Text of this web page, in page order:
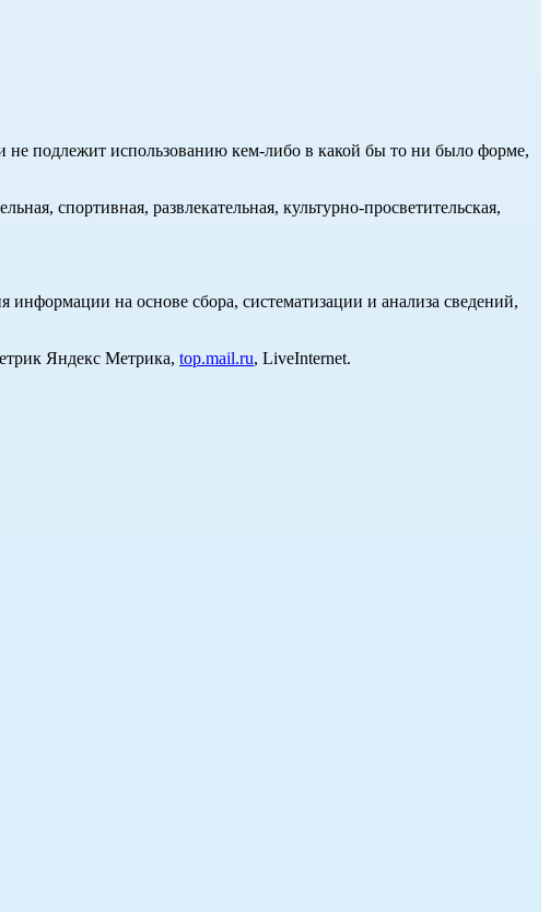
не подлежит использованию кем-либо в какой бы то ни было форме,
спортивная, развлекательная, культурно-просветительская,
на основе сбора, систематизации и анализа сведений,
Яндекс Метрика, top.mail.ru, LiveInternet.